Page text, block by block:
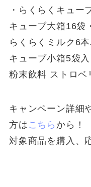
・らくらくキュー
キューブ大箱16袋
らくらくミルク6
キューブ小箱5袋
粉末飲料 ストロベ
キャンペーン詳細
方は こちら から！
対象商品を購入、